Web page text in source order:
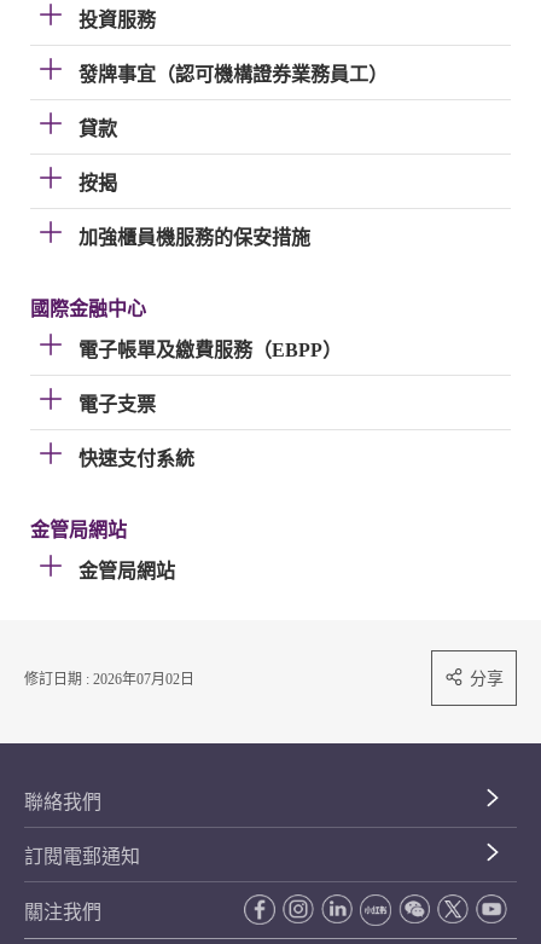
投資服務
發牌事宜（認可機構證券業務員工）
貸款
按揭
加強櫃員機服務的保安措施
國際金融中心
電子帳單及繳費服務（EBPP）
電子支票
快速支付系統
金管局網站
金管局網站
修訂日期 : 2026年07月02日 分享
聯絡我們
訂閱電郵通知
關注我們